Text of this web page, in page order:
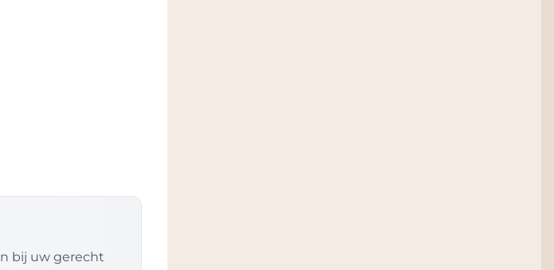
bij uw gerecht